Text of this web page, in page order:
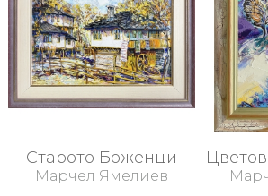
559
marchel@yameliev.com
Старото Боженци
Марчел Ямелиев